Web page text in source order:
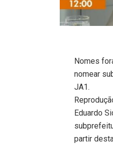
Nomes
nomear
JA1.
Eduardo
partir